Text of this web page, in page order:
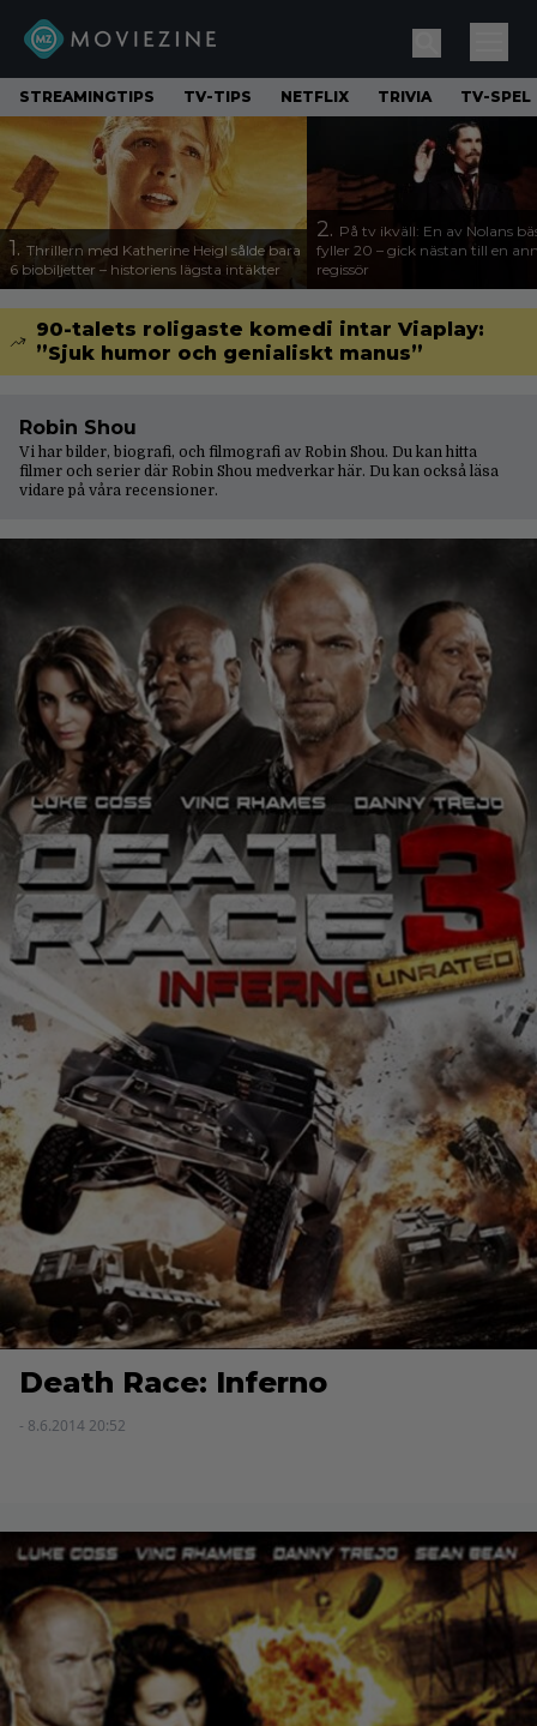
STREAMINGTIPS TV-TIPS NETFLIX TRIVIA TV-SPEL
1. Thrillern med Katherine Heigl sålde bara
6 biobiljetter – historiens lägsta intäkter
2. På tv ikväll: En av Nolans
fyller 20 – gick nästan till en
regissör
90-talets roligaste komedi intar Viaplay:
”Sjuk humor och genialiskt manus”
Robin Shou
Vi har bilder, biografi, och filmografi av Robin Shou. Du kan hitta
filmer och serier där Robin Shou medverkar här. Du kan också läsa
vidare på våra recensioner.
Death Race: Inferno
- 8.6.2014 20:52